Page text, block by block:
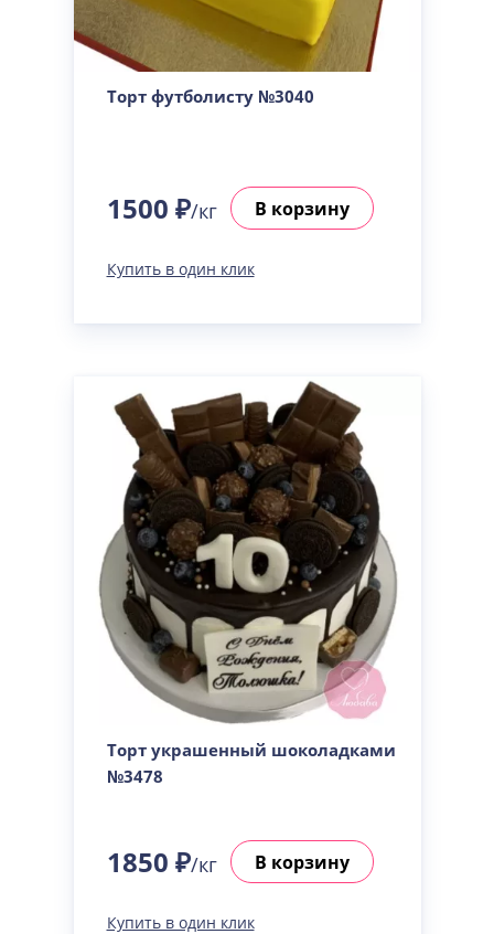
Торт футболисту №3040
1500 ₽/кг В корзину
Купить в один клик
Торт украшенный шоколадками
№3478
1850 ₽/кг В корзину
Купить в один клик